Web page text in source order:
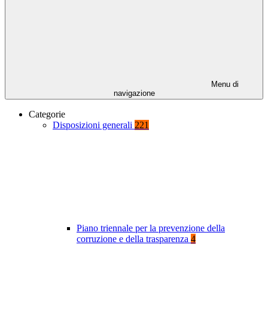
Menu di
navigazione
Categorie
Disposizioni generali 221
Piano triennale per la prevenzione della
corruzione e della trasparenza 4